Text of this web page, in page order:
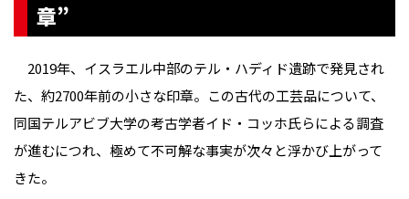
章”
2019年、イスラエル中部のテル・ハディド遺跡で発見され
た、約2700年前の小さな印章。この古代の工芸品について、
同国テルアビブ大学の考古学者イド・コッホ氏らによる調査
が進むにつれ、極めて不可解な事実が次々と浮かび上がって
きた。